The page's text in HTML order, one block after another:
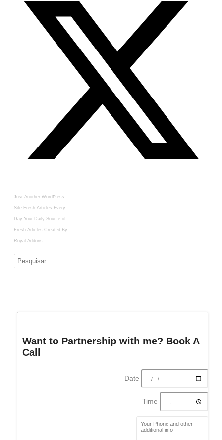
Just Another WordPress
Site Fresh Articles Every
Day Your Daily Source of
Fresh Articles Created By
Royal Addons
Want to Partnership with me? Book A
Call
Date
Time